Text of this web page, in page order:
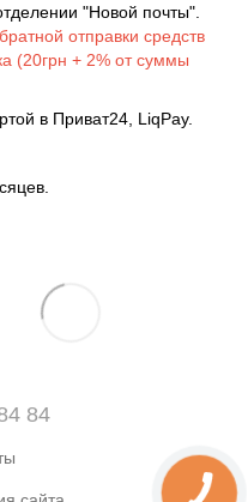
"Новой почты".
отправки средств
(20грн + 2% от суммы
в Приват24, LiqPay.
84